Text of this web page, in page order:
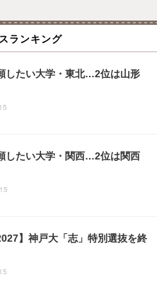
ランキング
したい大学・東北…2位は山形
したい大学・関西…2位は関西
】神戸大「志」特別選抜を終